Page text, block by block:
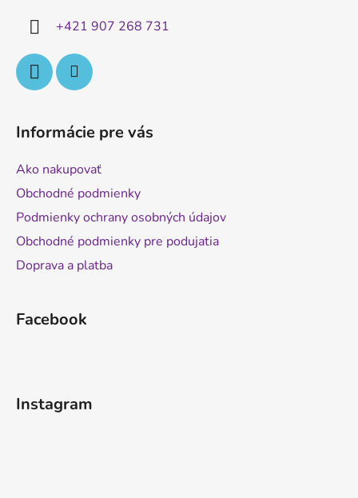
+421 907 268 731
Informácie pre vás
Ako nakupovať
Obchodné podmienky
Podmienky ochrany osobných údajov
Obchodné podmienky pre podujatia
Doprava a platba
Facebook
Instagram